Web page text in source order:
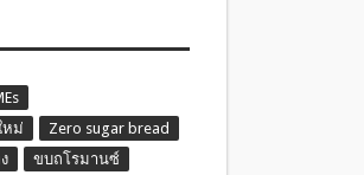
หม่
Zero sugar bread
ขบถโรมานซ์